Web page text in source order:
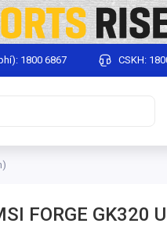
1800 6867 CSKH:
FORGE GK320